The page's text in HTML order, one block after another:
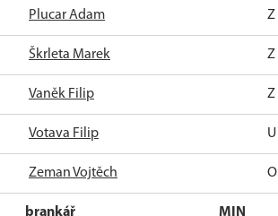
Plucar Adam Z
Škrleta Marek Z
Vaněk Filip Z
Votava Filip U
Zeman Vojtěch O
brankář MIN